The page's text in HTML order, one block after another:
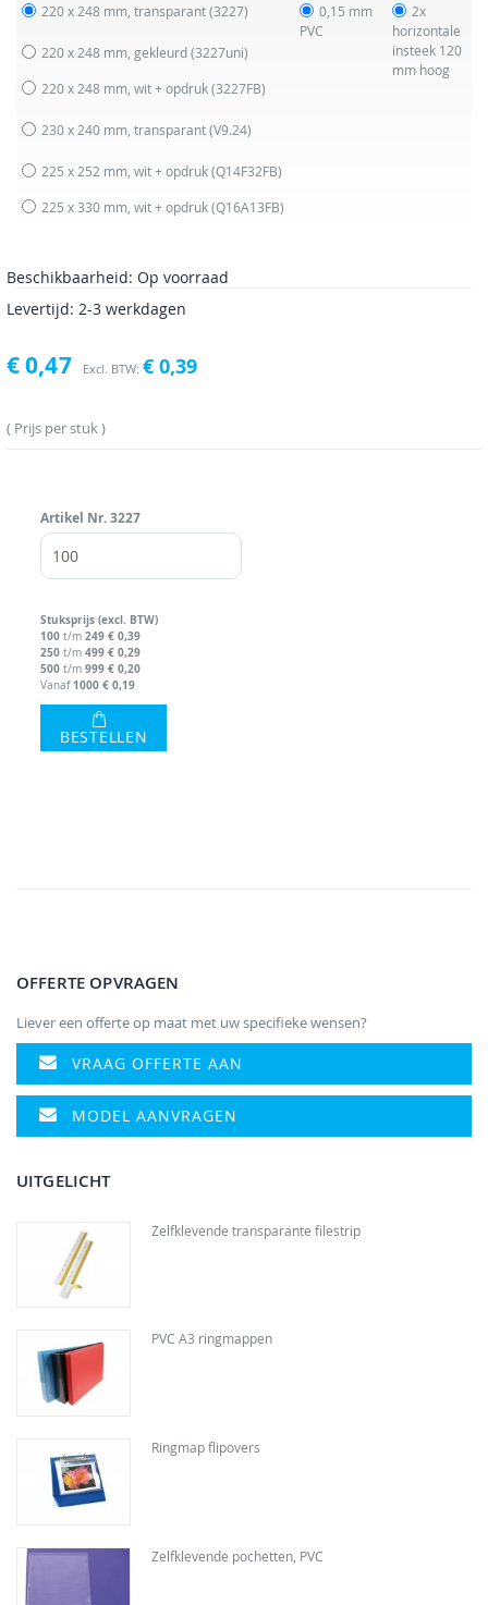
220 x 248 mm, transparant(3227)
220 x 248 mm, gekleurd(3227uni)
220 x 248 mm, wit + opdruk(3227FB)
230 x 240 mm, transparant(V9.24)
225 x 252 mm, wit + opdruk(Q14F32FB)
225 x 330 mm, wit + opdruk(Q16A13FB)
0,15 mm
PVC
2x
horizontale
insteek 120
mm hoog
Beschikbaarheid: Op voorraad
Levertijd: 2-3 werkdagen
€ 0,47 € 0,39
Prijs per stuk
Artikel Nr.3227
Stuksprijs (excl. BTW)
100 t/m 249 € 0,39
250 t/m 499 € 0,29
500 t/m 999 € 0,20
Vanaf 1000 € 0,19
BESTELLEN
OFFERTE OPVRAGEN
Liever een offerte op maat met uw specifieke wensen?
VRAAG OFFERTE AAN
MODEL AANVRAGEN
UITGELICHT
Zelfklevende transparante filestrip
PVC A3 ringmappen
Ringmap flipovers
Zelfklevende pochetten, PVC